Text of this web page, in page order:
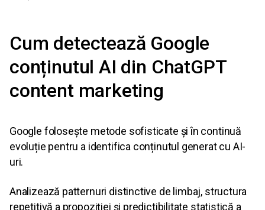
Cum detectează Google
conținutul AI din ChatGPT
content marketing
Google folosește metode sofisticate și în continuă
evoluție pentru a identifica conținutul generat cu AI-
uri.
Analizează patternuri distinctive de limbaj, structura
repetitivă a propoziției și predictibilitate statistică a